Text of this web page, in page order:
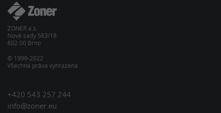
ZONER a.s.
Nové sady 583/18
602 00 Brno
© 1996-2022
Všechna práva vyhrazena
+420 543 257 244
info@zoner.eu